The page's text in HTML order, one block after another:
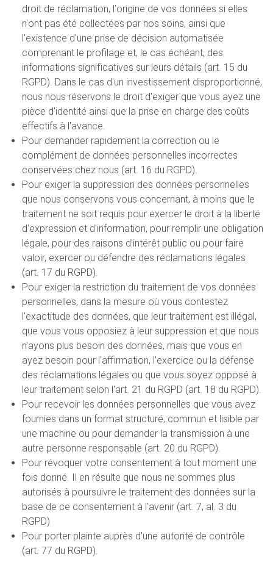
droit de réclamation, l'origine de vos données si elles
n'ont pas été collectées par nos soins, ainsi que
l'existence d'une prise de décision automatisée
comprenant le profilage et, le cas échéant, des
informations significatives sur leurs détails (art. 15 du
RGPD). Dans le cas d'un investissement disproportionné,
nous nous réservons le droit d'exiger que vous ayez une
pièce d'identité ainsi que la prise en charge des coûts
effectifs à l'avance.
Pour demander rapidement la correction ou le
complément de données personnelles incorrectes
conservées chez nous (art. 16 du RGPD).
Pour exiger la suppression des données personnelles
que nous conservons vous concernant, à moins que le
traitement ne soit requis pour exercer le droit à la liberté
d'expression et d'information, pour remplir une obligation
légale, pour des raisons d'intérêt public ou pour faire
valoir, exercer ou défendre des réclamations légales
(art. 17 du RGPD).
Pour exiger la restriction du traitement de vos données
personnelles, dans la mesure où vous contestez
l'exactitude des données, que leur traitement est illégal,
que vous vous opposiez à leur suppression et que nous
n'ayons plus besoin des données, mais que vous en
ayez besoin pour l'affirmation, l'exercice ou la défense
des réclamations légales ou que vous soyez opposé à
leur traitement selon l'art. 21 du RGPD (art. 18 du RGPD).
Pour recevoir les données personnelles que vous avez
fournies dans un format structuré, commun et lisible par
une machine ou pour demander la transmission à une
autre personne responsable (art. 20 du RGPD).
Pour révoquer votre consentement à tout moment une
fois donné. Il en résulte que nous ne sommes plus
autorisés à poursuivre le traitement des données sur la
base de ce consentement à l'avenir (art. 7, al. 3 du
RGPD)
Pour porter plainte auprès d'une autorité de contrôle
(art. 77 du RGPD).